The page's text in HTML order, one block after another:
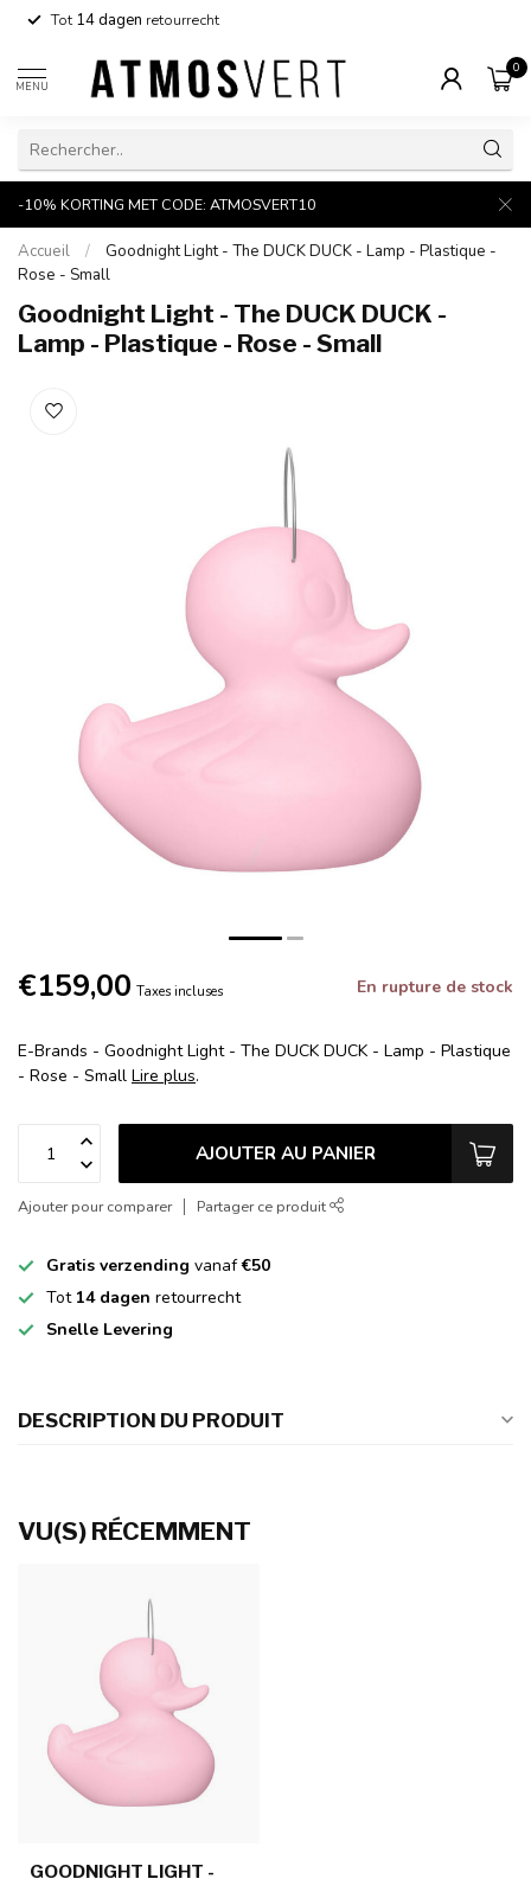
Tot14 dagen retourrecht
MENU
0
-10% KORTING MET CODE: ATMOSVERT10
Accueil /
Goodnight Light - The DUCK DUCK - Lamp - Plastique -
Rose - Small
Goodnight Light - The DUCK DUCK -
Lamp - Plastique - Rose - Small
€159,00 Taxes incluses En rupture de stock
E-Brands - Goodnight Light - The DUCK DUCK - Lamp - Plastique
- Rose - Small Lire plus.
AJOUTER AU PANIER
Ajouter pour comparer Partager ce produit
Gratis verzending vanaf€50
Tot 14 dagen retourrecht
Snelle Levering
DESCRIPTION DU PRODUIT
VU(S) RÉCEMMENT
GOODNIGHT LIGHT -